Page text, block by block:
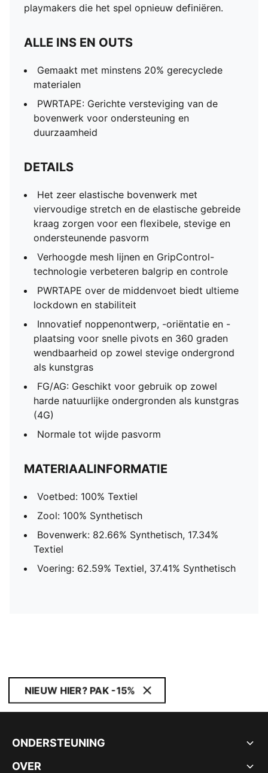
playmakers die het spel opnieuw definiëren.
ALLE INS EN OUTS
Gemaakt met minstens 20% gerecyclede
materialen
PWRTAPE: Gerichte versteviging van de
bovenwerk voor ondersteuning en
duurzaamheid
DETAILS
Het zeer elastische bovenwerk met
viervoudige stretch en de elastische gebreide
kraag zorgen voor een flexibele, stevige en
ondersteunende pasvorm
Verhoogde mesh lijnen en GripControl-
technologie verbeteren balgrip en controle
PWRTAPE over de middenvoet biedt ultieme
lockdown en stabiliteit
Innovatief noppenontwerp, -oriëntatie en -
plaatsing voor snelle pivots en 360 graden
wendbaarheid op zowel stevige ondergrond
als kunstgras
FG/AG: Geschikt voor gebruik op zowel
harde natuurlijke ondergronden als kunstgras
(4G)
Normale tot wijde pasvorm
MATERIAALINFORMATIE
Voetbed: 100% Textiel
Zool: 100% Synthetisch
Bovenwerk: 82.66% Synthetisch, 17.34%
Textiel
Voering: 62.59% Textiel, 37.41% Synthetisch
NIEUW HIER? PAK -15%
ONDERSTEUNING
OVER